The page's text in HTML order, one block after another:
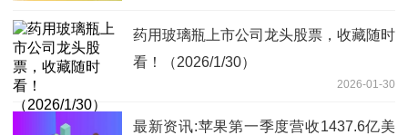
药用玻璃瓶上市公司龙头股票，收藏随时
看！（2026/1/30）
2026-01-30
最新资讯:苹果第一季度营收1437.6亿美